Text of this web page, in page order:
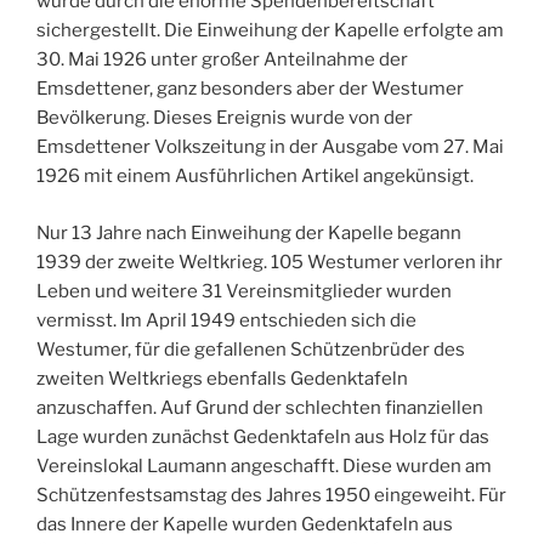
sichergestellt. Die Einweihung der Kapelle erfolgte am
30. Mai 1926 unter großer Anteilnahme der
Emsdettener, ganz besonders aber der Westumer
Bevölkerung. Dieses Ereignis wurde von der
Emsdettener Volkszeitung in der Ausgabe vom 27. Mai
1926 mit einem Ausführlichen Artikel angekünsigt.
Nur 13 Jahre nach Einweihung der Kapelle begann
1939 der zweite Weltkrieg. 105 Westumer verloren ihr
Leben und weitere 31 Vereinsmitglieder wurden
vermisst. Im April 1949 entschieden sich die
Westumer, für die gefallenen Schützenbrüder des
zweiten Weltkriegs ebenfalls Gedenktafeln
anzuschaffen. Auf Grund der schlechten finanziellen
Lage wurden zunächst Gedenktafeln aus Holz für das
Vereinslokal Laumann angeschafft. Diese wurden am
Schützenfestsamstag des Jahres 1950 eingeweiht. Für
das Innere der Kapelle wurden Gedenktafeln aus